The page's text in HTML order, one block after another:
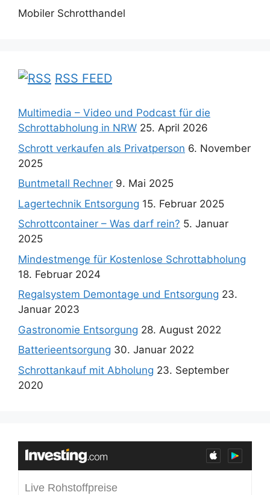
Mobiler Schrotthandel
RSS FEED
Multimedia – Video und Podcast für die
Schrottabholung in NRW 25. April 2026
Schrott verkaufen als Privatperson 6. November
2025
Buntmetall Rechner 9. Mai 2025
Lagertechnik Entsorgung 15. Februar 2025
Schrottcontainer – Was darf rein? 5. Januar
2025
Mindestmenge für Kostenlose Schrottabholung
18. Februar 2024
Regalsystem Demontage und Entsorgung 23.
Januar 2023
Gastronomie Entsorgung 28. August 2022
Batterieentsorgung 30. Januar 2022
Schrottankauf mit Abholung 23. September
2020